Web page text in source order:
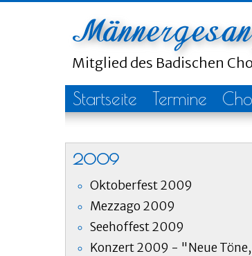
Mitglied des Badischen
Startseite Termine
2009
Oktoberfest 2009
Mezzago 2009
Seehoffest 2009
Konzert 2009 - "Neue Töne,